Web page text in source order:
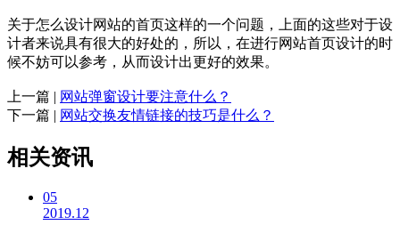
关于怎么设计网站的首页这样的一个问题，上面的这些对于设
计者来说具有很大的好处的，所以，在进行网站首页设计的时
候不妨可以参考，从而设计出更好的效果。
上一篇 | 网站弹窗设计要注意什么？
下一篇 | 网站交换友情链接的技巧是什么？
相关资讯
05
2019.12